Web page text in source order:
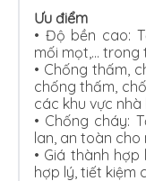
Ưu điểm
• Độ bền cao:
mối mọt,… trong
• Chống thấm,
chống thấm,
các khu vực
• Chống cháy:
lan, an toàn cho
• Giá thành hợp
hợp lý, tiết kiệm